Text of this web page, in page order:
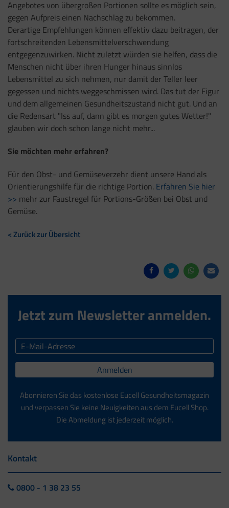
Angebotes von übergroßen Portionen sollte es möglich sein,
gegen Aufpreis einen Nachschlag zu bekommen.
Derartige Empfehlungen können effektiv dazu beitragen, der
fortschreitenden Lebensmittelverschwendung
entgegenzuwirken. Nicht zuletzt würden sie helfen, dass die
Menschen nicht über ihren Hunger hinaus sinnlos
Lebensmittel zu sich nehmen, nur damit der Teller leer
gegessen und nichts weggeschmissen wird. Das tut der Figur
und dem allgemeinen Gesundheitszustand nicht gut. Und an
die Redensart "Iss auf, dann gibt es morgen gutes Wetter!"
glauben wir doch schon lange nicht mehr...
Sie möchten mehr erfahren?
Für den Obst- und Gemüseverzehr dient unsere Hand als
Orientierungshilfe für die richtige Portion. Erfahren Sie hier
>> mehr zur Faustregel für Portions-Größen bei Obst und
Gemüse.
< Zurück zur Übersicht
Jetzt zum Newsletter anmelden.
Anmelden
Abonnieren Sie das kostenlose Eucell Gesundheitsmagazin
und verpassen Sie keine Neuigkeiten aus dem Eucell Shop.
Die Abmeldung ist jederzeit möglich.
Kontakt
0800 - 1 38 23 55